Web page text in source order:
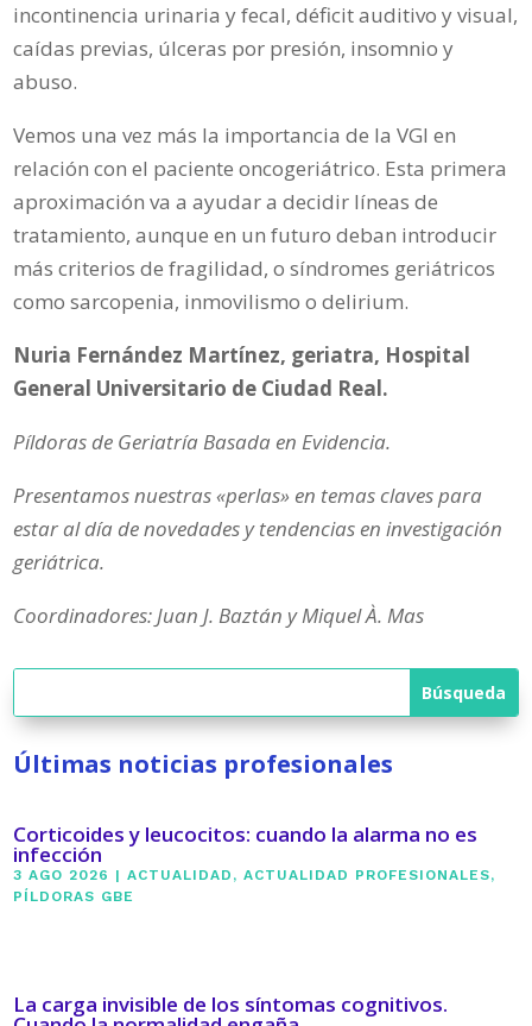
incontinencia urinaria y fecal, déficit auditivo y visual,
caídas previas, úlceras por presión, insomnio y
abuso.
Vemos una vez más la importancia de la VGI en
relación con el paciente oncogeriátrico. Esta primera
aproximación va a ayudar a decidir líneas de
tratamiento, aunque en un futuro deban introducir
más criterios de fragilidad, o síndromes geriátricos
como sarcopenia, inmovilismo o delirium.
Nuria Fernández Martínez, geriatra, Hospital
General Universitario de Ciudad Real.
Píldoras de Geriatría Basada en Evidencia.
Presentamos nuestras «perlas» en temas claves para
estar al día de novedades y tendencias en investigación
geriátrica.
Coordinadores: Juan J. Baztán y Miquel À. Mas
Últimas noticias profesionales
Corticoides y leucocitos: cuando la alarma no es
infección
3 AGO 2026 |ACTUALIDAD ,ACTUALIDAD PROFESIONALES,
PÍLDORAS GBE
La carga invisible de los síntomas cognitivos.